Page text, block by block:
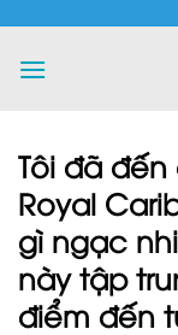
content
Tôi đã
Royal
gì ngạc
này tập
điểm đến